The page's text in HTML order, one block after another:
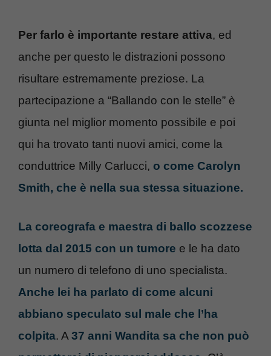
Per farlo è importante restare attiva, ed
anche per questo le distrazioni possono
risultare estremamente preziose. La
partecipazione a “Ballando con le stelle” è
giunta nel miglior momento possibile e poi
qui ha trovato tanti nuovi amici, come la
conduttrice Milly Carlucci, o come Carolyn
Smith, che è nella sua stessa situazione.
La coreografa e maestra di ballo scozzese
lotta dal 2015 con un tumore e le ha dato
un numero di telefono di uno specialista.
Anche lei ha parlato di come alcuni
abbiano speculato sul male che l’ha
colpita. A37 anni Wandita sa che non può